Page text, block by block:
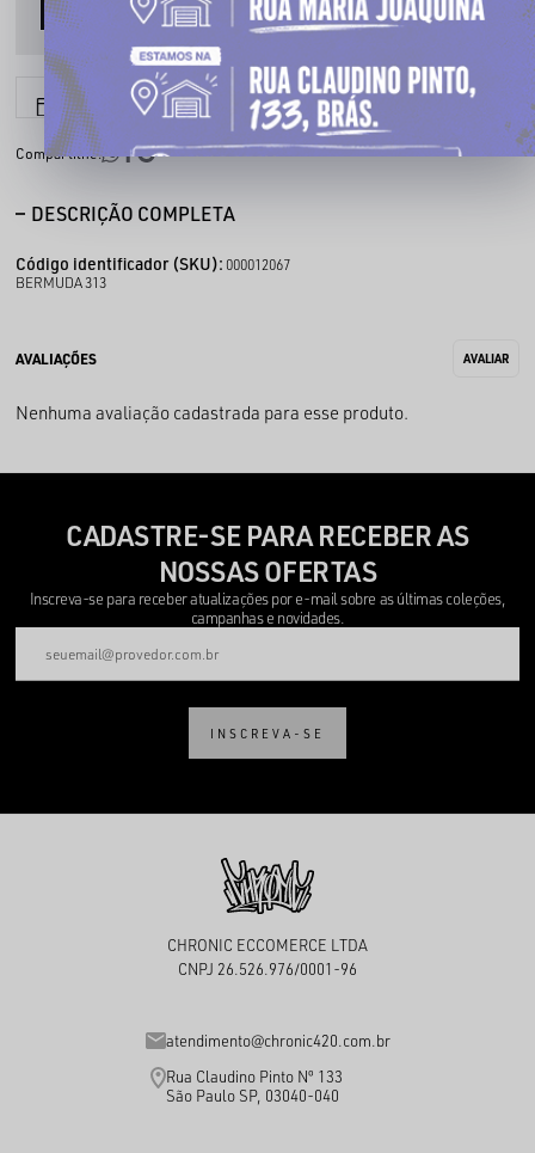
AVISE-ME
Parcele em até6x sem juros
Compartilhe:
DESCRIÇÃO COMPLETA
Código identificador (SKU): 000012067
BERMUDA 313
Nenhuma avaliação cadastrada para esse produto.
CADASTRE-SE PARA RECEBER AS
NOSSAS OFERTAS
Inscreva-se para receber atualizações por e-mail sobre as últimas coleções,
campanhas e novidades.
INSCREVA-SE
CHRONIC ECCOMERCE LTDA
CNPJ 26.526.976/0001-96
atendimento@chronic420.com.br
Rua Claudino Pinto Nº 133
São Paulo SP, 03040-040